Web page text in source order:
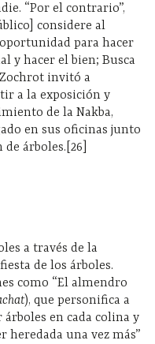
“Por el contrario”,
considere al
para hacer
y hacer el bien; Busca
Zochrot invitó a
a la exposición y
de la Nakba,
en sus oficinas junto
árboles.[26]
a través de la
de los árboles.
como “El almendro
), que personifica a
en cada colina y
heredada una vez más”